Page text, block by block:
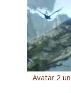
Avatar 2